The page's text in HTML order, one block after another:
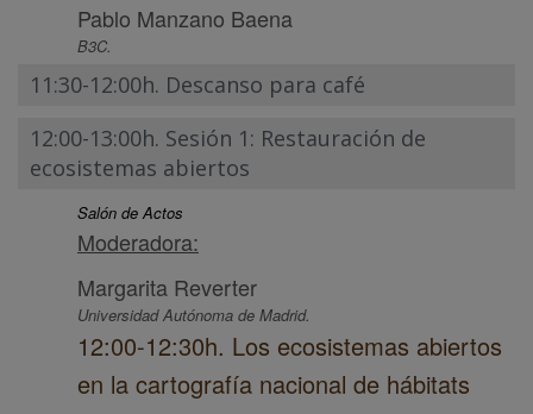
Pablo Manzano Baena
B3C.
11:30-12:00h. Descanso para café
12:00-13:00h. Sesión 1: Restauración de
ecosistemas abiertos
Salón de Actos
Moderadora:
Margarita Reverter
Universidad Autónoma de Madrid.
12:00-12:30h. Los ecosistemas abiertos
en la cartografía nacional de hábitats